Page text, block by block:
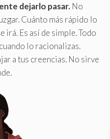
dejarlo pasar. No
Cuánto más rápido lo
irá. Es así de simple. Todo
lo racionalizas.
a tus creencias. No sirve